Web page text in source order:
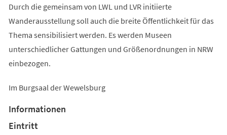
Durch die gemeinsam von LWL und LVR initiierte
Wanderausstellung soll auch die breite Öffentlichkeit für das
Thema sensibilisiert werden. Es werden Museen
unterschiedlicher Gattungen und Größenordnungen in NRW
einbezogen.
Im Burgsaal der Wewelsburg
Informationen
Eintritt